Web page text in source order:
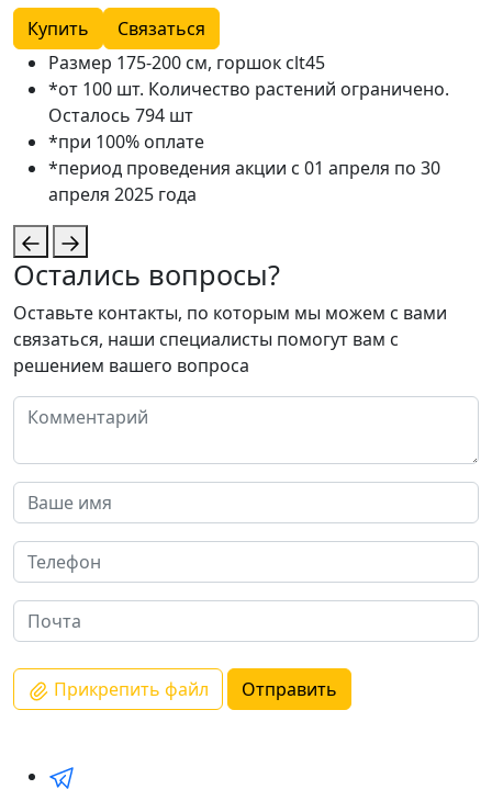
Купить
Связаться
Размер 175-200 см, горшок clt45
*от 100 шт. Количество растений ограничено.
Осталось 794 шт
*при 100% оплате
*период проведения акции с 01 апреля по 30
апреля 2025 года
Остались вопросы?
Оставьте контакты, по которым мы можем с вами
связаться, наши специалисты помогут вам с
решением вашего вопроса
Прикрепить файл Отправить